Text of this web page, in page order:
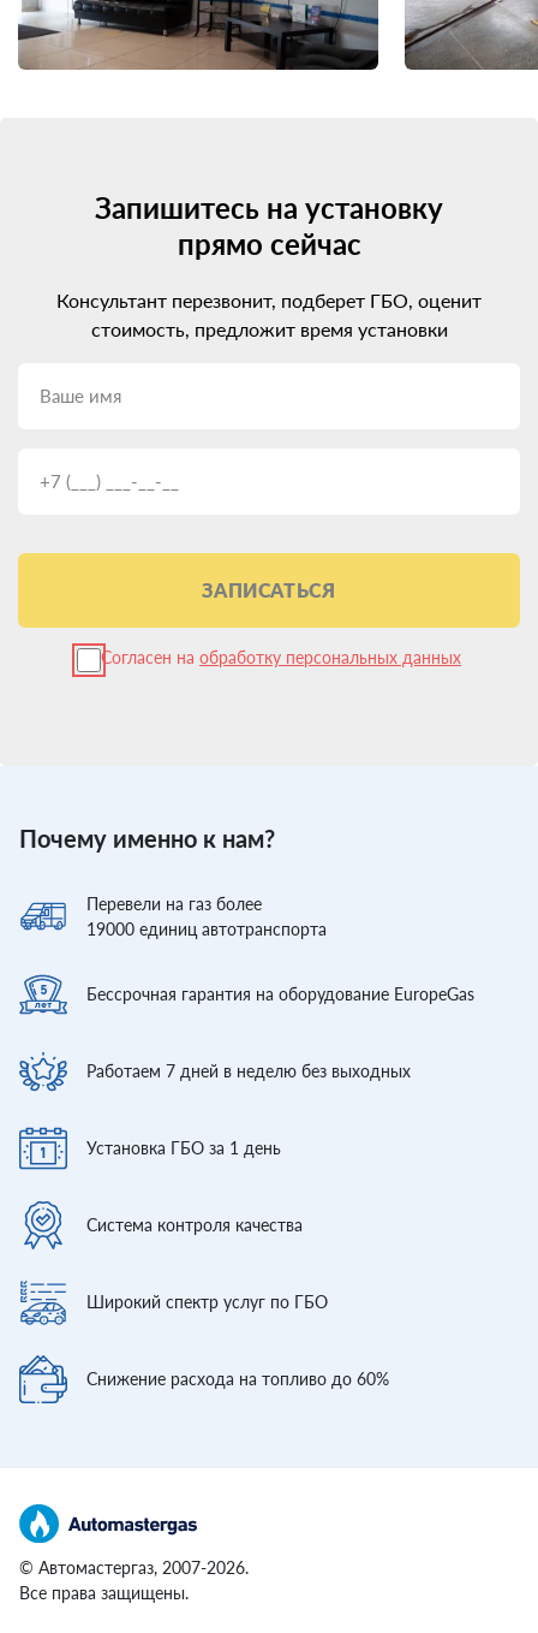
Запишитесь на установку
прямо сейчас
Консультант перезвонит, подберет ГБО, оценит
стоимость, предложит время установки
ЗАПИСАТЬСЯ
Согласен на обработку персональных данных
Почему именно к нам?
Перевели на газ более
19000 единиц автотранспорта
Бессрочная гарантия на оборудование EuropeGas
Работаем 7 дней в неделю без выходных
Установка ГБО за 1 день
Система контроля качества
Широкий спектр услуг по ГБО
Снижение расхода на топливо до 60%
© Автомастергаз, 2007-2026.
Все права защищены.